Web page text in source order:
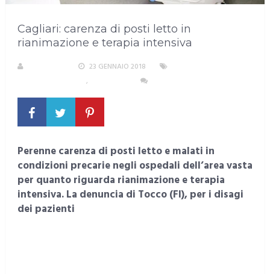
Cagliari: carenza di posti letto in
rianimazione e terapia intensiva
23 GENNAIO 2018
,
Perenne carenza di posti letto e malati in
condizioni precarie negli ospedali dell’area vasta
per quanto riguarda rianimazione e terapia
intensiva. La denuncia di Tocco (FI), per i disagi
dei pazienti